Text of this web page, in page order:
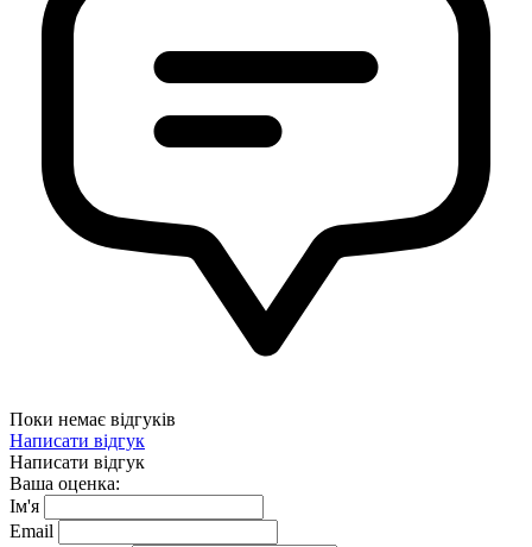
Поки немає відгуків
Написати відгук
Написати відгук
Ваша оценка:
Ім'я
Email